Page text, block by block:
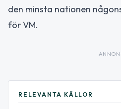
den minsta nationen
för VM.
RELEVANTA KÄLLOR